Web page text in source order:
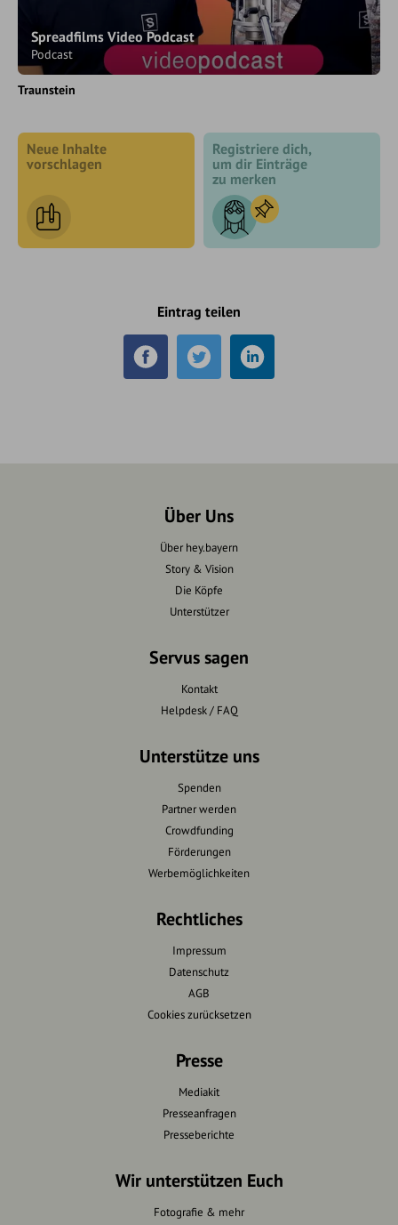
Spreadfilms Video Podcast
Podcast
Traunstein
Neue Inhalte
vorschlagen
Registriere dich,
um dir Einträge
zu merken
Eintrag teilen
Über Uns
Über hey.bayern
Story & Vision
Die Köpfe
Unterstützer
Servus sagen
Kontakt
Helpdesk / FAQ
Unterstütze uns
Spenden
Partner werden
Crowdfunding
Förderungen
Werbemöglichkeiten
Rechtliches
Impressum
Datenschutz
AGB
Cookies zurücksetzen
Presse
Mediakit
Presseanfragen
Presseberichte
Wir unterstützen Euch
Fotografie & mehr